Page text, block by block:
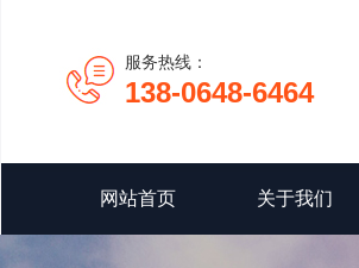
服务热线：
138-0648-6464
网站首页 关于我们